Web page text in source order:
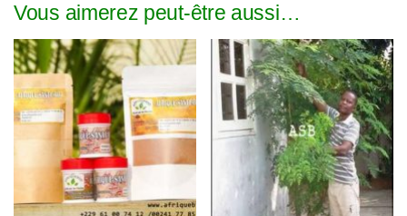
Vous aimerez peut-être aussi…